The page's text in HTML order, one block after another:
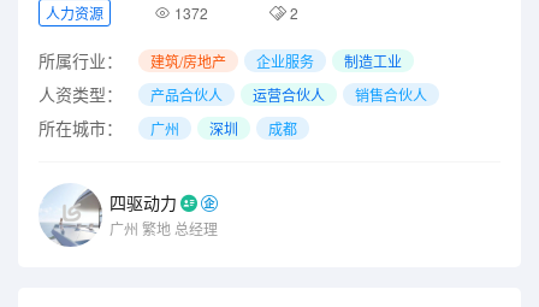
人力资源 1372 2
所属行业： 建筑/房地产 企业服务 制造工业
人资类型： 产品合伙人 运营合伙人 销售合伙人
所在城市： 广州 深圳 成都
四驱动力
广州 繁地 总经理